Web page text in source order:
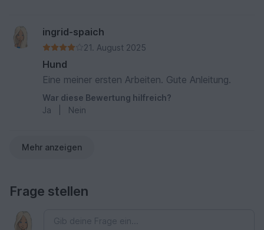
Helma verschenkt und die süße Helma fand bei
einer Hundeliebhaberin großen Anklang und ein
neues Zuhause!
ingrid-spaich
21. August 2025
Hund
Eine meiner ersten Arbeiten. Gute Anleitung.
War diese Bewertung hilfreich?
Ja
Nein
Mehr anzeigen
Frage stellen